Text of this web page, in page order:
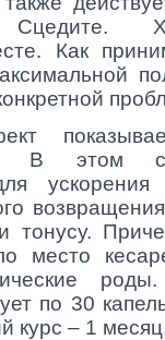
Сцедите.
Как
В этом
ускорения
тонусу.
место
по 30
курс – 1